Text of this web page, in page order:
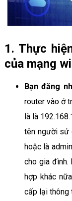
1. Thực
của mạng
Bạn đăng
router vào ở
là là
tên người sử
hoặc là
cho gia đình.
hợp khác
cấp lại thông